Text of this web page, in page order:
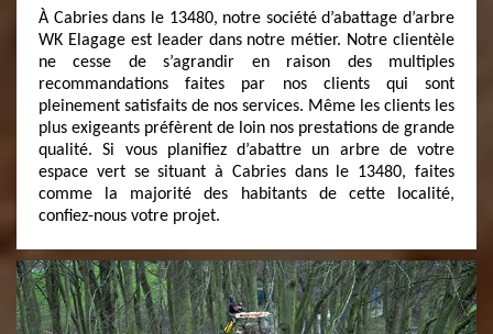
À Cabries dans le 13480, notre société d’abattage d’arbre
WK Elagage est leader dans notre métier. Notre clientèle
ne cesse de s’agrandir en raison des multiples
recommandations faites par nos clients qui sont
pleinement satisfaits de nos services. Même les clients les
plus exigeants préfèrent de loin nos prestations de grande
qualité. Si vous planifiez d’abattre un arbre de votre
espace vert se situant à Cabries dans le 13480, faites
comme la majorité des habitants de cette localité,
confiez-nous votre projet.